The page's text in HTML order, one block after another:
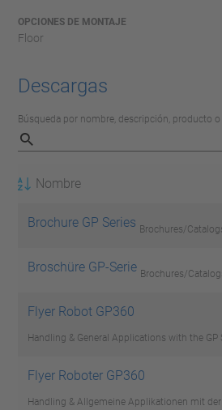
OPCIONES DE MONTAJE
Floor
Descargas
Búsqueda por nombre, descripción, producto
Nombre
Brochure GP Series Brochures/
Broschüre GP-Serie Brochures/
Flyer Robot GP360
Handling & General Applications with the GP
Flyer Roboter GP360
Handling & Allgemeine Applikationen mit der